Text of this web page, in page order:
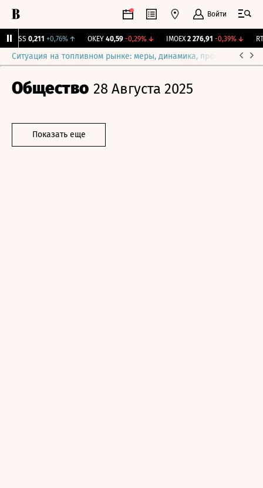
Войти
RGSS 0,211 +0,76%↑ OKEY 40,59 -0,29%↓ IMOEX 2 276,91 -0,39%↓
Ситуация на топливном рынке: меры, динамика, прогнозы
Общество 28 Августа 2025
Показать еще